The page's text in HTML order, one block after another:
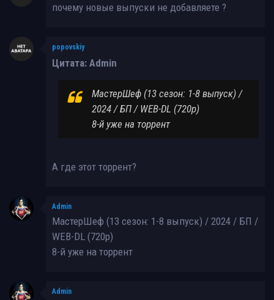
почему новые выпуски не добавляете ?
popovskiy
Цитата: Admin
МастерШеф (13 сезон: 1-8 выпуск) /
2024 / БП / WEB-DL (720p)
8-й уже на торрент
А где этот торрент?
Admin
МастерШеф (13 сезон: 1-8 выпуск) / 2024 / БП /
WEB-DL (720p)
8-й уже на торрент
Admin